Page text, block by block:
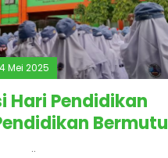
Mei 2025
Hari Pendidikan
Bermutu